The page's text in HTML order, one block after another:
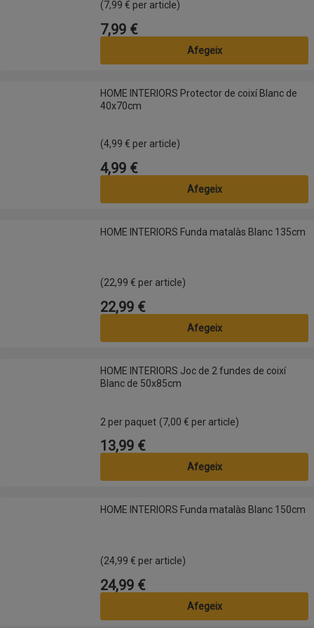
(7,99 € per article)
Preu
7,99 €
Afegeix
HOME INTERIORS Protector de coixí Blanc de 40x70cm
HOME INTERIORS Protector de coixí Blanc de
40x70cm
(4,99 € per article)
Preu
4,99 €
Afegeix
HOME INTERIORS Funda matalàs Blanc 135cm
HOME INTERIORS Funda matalàs Blanc 135cm
(22,99 € per article)
Preu
22,99 €
Afegeix
HOME INTERIORS Joc de 2 fundes de coixí Blanc de 50x85cm
HOME INTERIORS Joc de 2 fundes de coixí
Blanc de 50x85cm
2 per paquet (7,00 € per article)
Preu
13,99 €
Afegeix
HOME INTERIORS Funda matalàs Blanc 150cm
HOME INTERIORS Funda matalàs Blanc 150cm
(24,99 € per article)
Preu
24,99 €
Afegeix